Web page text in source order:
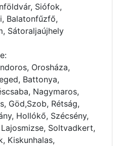
Siófok,
Balatonfűzfő,
Sátoraljaújhely
Orosháza,
Battonya,
Nagymaros,
Göd,Szob, Rétság,
Hollókő, Szécsény,
Soltvadkert,
Kiskunhalas,